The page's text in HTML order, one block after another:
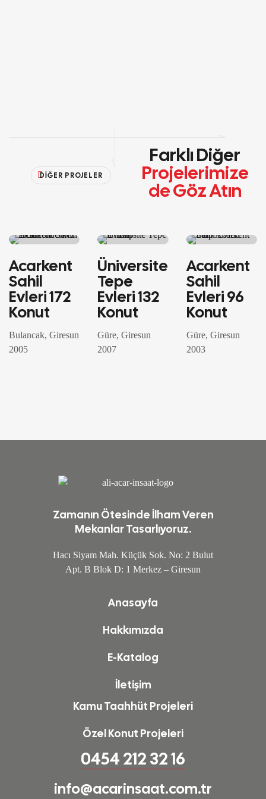
DİĞER PROJELER
Farklı Diğer
Projelerimize
de Göz Atın
PROJELERI
Acarkent
Sahil
Evleri 172
Konut
Bulancak, Giresun
2005
PROJELERI
Üniversite
Tepe
Evleri 132
Konut
Güre, Giresun
2007
PROJELERI
Acarkent
Sahil
Evleri 96
Konut
Güre, Giresun
2003
Zamanın Ötesinde İlham Veren
Mekanlar Tasarlıyoruz.
Hacı Siyam Mah. Küçük Sok. No: 2 Bulut
Apt. B Blok D: 1 Merkez – Giresun
Anasayfa
Hakkımızda
E-Katalog
İletişim
Kamu Taahhüt Projeleri
Özel Konut Projeleri
0454 212 32 16
info@acarinsaat.com.tr